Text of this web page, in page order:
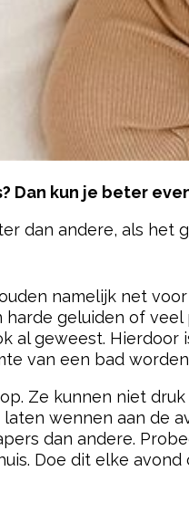
Dan kun je beter
dan andere, als het
namelijk net
geluiden of
al geweest.
van een bad
Ze kunnen niet
wennen aan de
dan andere.
Doe dit elke